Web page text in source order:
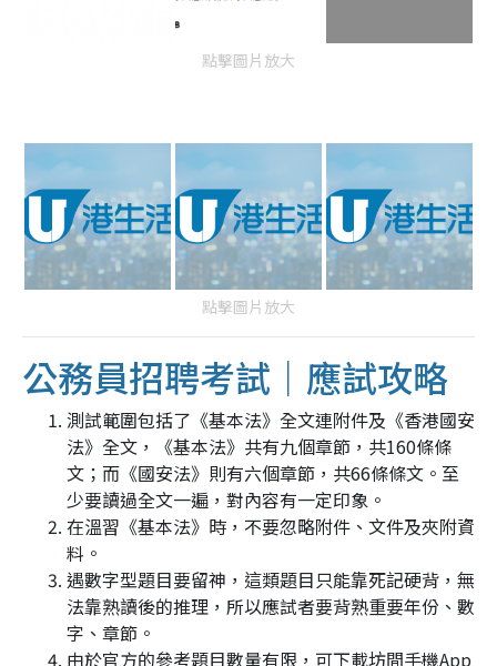
點擊圖片放大
點擊圖片放大
公務員招聘考試｜應試攻略
測試範圍包括了《基本法》全文連附件及《香港國安
法》全文，《基本法》共有九個章節，共160條條
文；而《國安法》則有六個章節，共66條條文。至
少要讀過全文一遍，對內容有一定印象。
在溫習《基本法》時，不要忽略附件、文件及夾附資
料。
遇數字型題目要留神，這類題目只能靠死記硬背，無
法靠熟讀後的推理，所以應試者要背熟重要年份、數
字、章節。
由於官方的參考題目數量有限，可下載坊間手機App